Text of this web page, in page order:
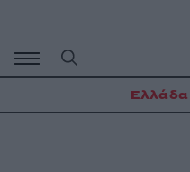
περιεχόμενο
Ελλάδα